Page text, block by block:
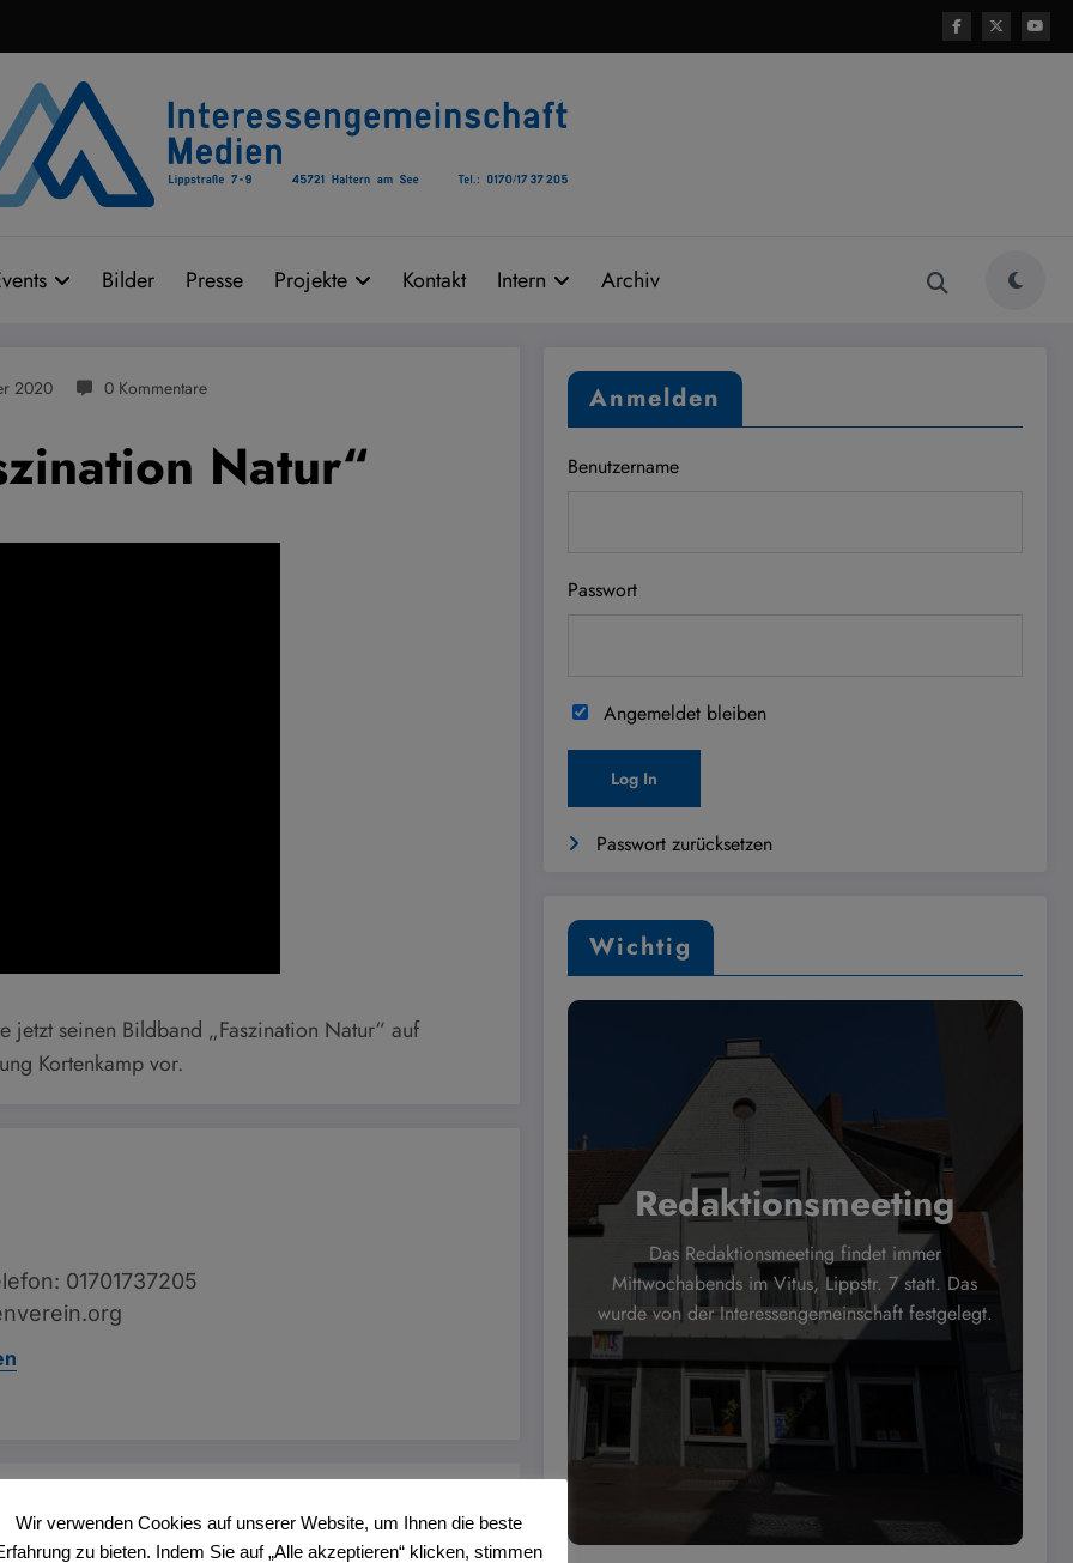
Bilder Presse Projekte Kontakt Intern Archiv
2020 0 Kommentare
Natur“
jetzt seinen Bildband „Faszination Natur“ auf
Kortenkamp vor.
01701737205
Sitzung in Haltern am See
Anmelden
Benutzername
Passwort
Angemeldet bleiben
Passwort zurücksetzen
Wichtig
Redaktionsmeeting
Das Redaktionsmeeting findet immer
Mittwochabends im Vitus, Lippstr. 7 statt. Das
wurde von der Interessengemeinschaft festgelegt.
Wir verwenden Cookies auf unserer Website, um Ihnen die beste
zu bieten. Indem Sie auf „Alle akzeptieren“ klicken, stimmen